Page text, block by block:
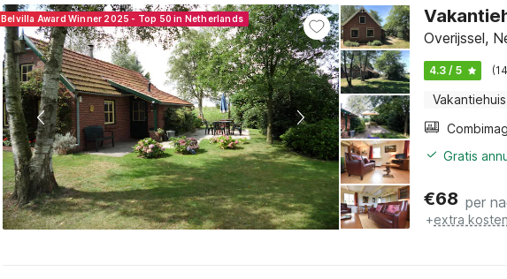
Belvilla Award Winner 2025 - Top 50 in Netherlands
Overijssel,
4.3 / 5
Vakantiehuis
Gratis
€68 per
+extra kosten